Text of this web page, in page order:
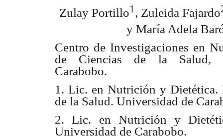
Zulay Portillo1 , Zuleida Fajardo
y María Adela
Centro de Investigaciones en
de Ciencias de la Salud,
Carabobo.
1. Lic. en Nutrición y Dietética.
de la Salud. Universidad de
2. Lic. en Nutrición y
Universidad de Carabobo.